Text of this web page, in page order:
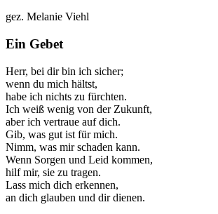
gez. Melanie Viehl
Ein Gebet
Herr, bei dir bin ich sicher;
wenn du mich hältst,
habe ich nichts zu fürchten.
Ich weiß wenig von der Zukunft,
aber ich vertraue auf dich.
Gib, was gut ist für mich.
Nimm, was mir schaden kann.
Wenn Sorgen und Leid kommen,
hilf mir, sie zu tragen.
Lass mich dich erkennen,
an dich glauben und dir dienen.